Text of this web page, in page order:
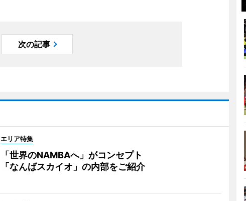
次の記事
エリア特集
「世界のNAMBAへ」がコンセプト
「なんばスカイオ」の内部をご紹介